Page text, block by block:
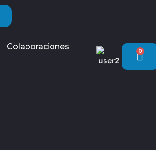
Colaboraciones 0